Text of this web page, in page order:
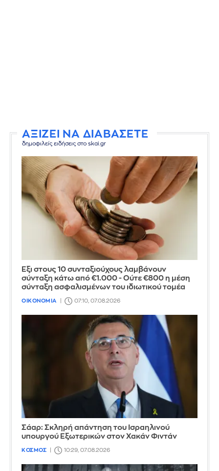
ΑΞΙΖΕΙ ΝΑ ΔΙΑΒΑΣΕΤΕ
δημοφιλείς ειδήσεις στο skai.gr
Έξι στους 10 συνταξιούχους λαμβάνουν
σύνταξη κάτω από €1.000 - Ούτε €800 η μέση
σύνταξη ασφαλισμένων του ιδιωτικού τομέα
ΟΙΚΟΝΟΜΙΑ 07:10, 07.08.2026
Σάαρ: Σκληρή απάντηση του Ισραηλινού
υπουργού Εξωτερικών στον Χακάν Φιντάν
ΚΟΣΜΟΣ 10:29, 07.08.2026